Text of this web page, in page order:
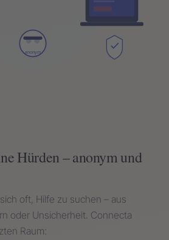
Hürden – anonym und
oft, Hilfe zu suchen – aus
oder Unsicherheit. Connecta
Raum: